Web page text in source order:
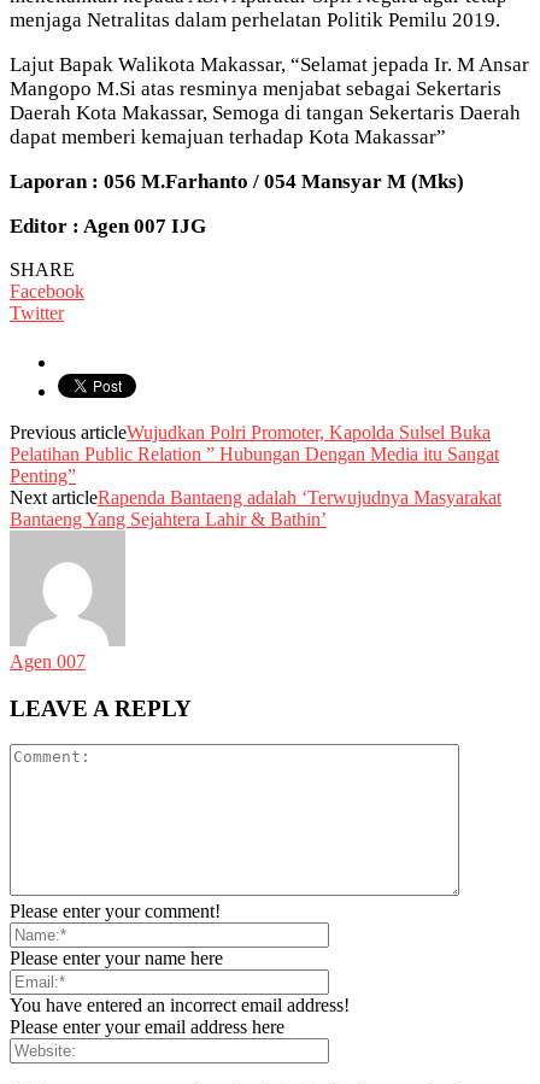
menjaga Netralitas dalam perhelatan Politik Pemilu 2019.
Lajut Bapak Walikota Makassar, “Selamat jepada Ir. M Ansar
Mangopo M.Si atas resminya menjabat sebagai Sekertaris
Daerah Kota Makassar, Semoga di tangan Sekertaris Daerah
dapat memberi kemajuan terhadap Kota Makassar”
Laporan : 056 M.Farhanto / 054 Mansyar M (Mks)
Editor : Agen 007 IJG
SHARE
Facebook
Twitter
Previous articleWujudkan Polri Promoter, Kapolda Sulsel Buka
Pelatihan Public Relation ” Hubungan Dengan Media itu Sangat
Penting”
Next articleRapenda Bantaeng adalah ‘Terwujudnya Masyarakat
Bantaeng Yang Sejahtera Lahir & Bathin’
Agen 007
LEAVE A REPLY
Please enter your comment!
Please enter your name here
You have entered an incorrect email address!
Please enter your email address here